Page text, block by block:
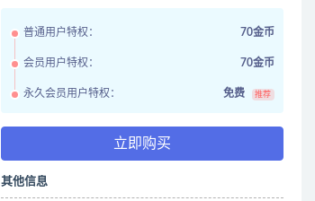
普通用户特权： 70金币
会员用户特权： 70金币
永久会员用户特权： 免费 推荐
立即购买
其他信息